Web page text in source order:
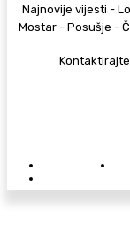
Najnovije vijesti -
Mostar - Posušje -